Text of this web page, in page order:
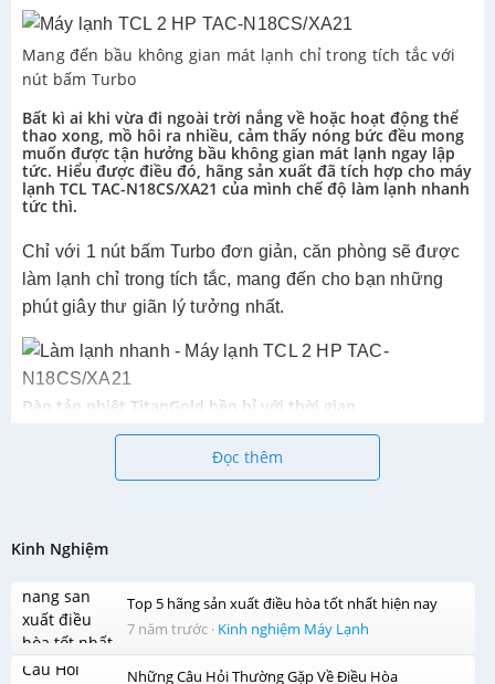
Kinh Nghiệm
Top 5 hãng sản xuất điều hòa tốt nhất hiện nay
7 năm trước · Kinh nghiệm Máy Lạnh
Những Câu Hỏi Thường Gặp Về Điều Hòa
Mang đến bầu không gian mát lạnh chỉ trong tích tắc với
nút bấm Turbo
Bất kì ai khi vừa đi ngoài trời nắng về hoặc hoạt động thể
thao xong, mồ hôi ra nhiều, cảm thấy nóng bức đều mong
muốn được tận hưởng bầu không gian mát lạnh ngay lập
tức. Hiểu được điều đó, hãng sản xuất đã tích hợp cho máy
lạnh TCL TAC-N18CS/XA21 của mình chế độ làm lạnh nhanh
tức thì.
Chỉ với 1 nút bấm Turbo đơn giản, căn phòng sẽ được
làm lạnh chỉ trong tích tắc, mang đến cho bạn những
phút giây thư giãn lý tưởng nhất.
Dàn tản nhiệt TitanGold bền bỉ với thời gian
máy lạnhcó khả năng làm lạnh
nhanh chóng, bền bỉ không còn là mơ ước vì đã có
lạnh, góp phần nâng cao khả năng làm lạnh nhanh
bỉ, kéo dài tuổi thọ với thời gian.
Đọc thêm